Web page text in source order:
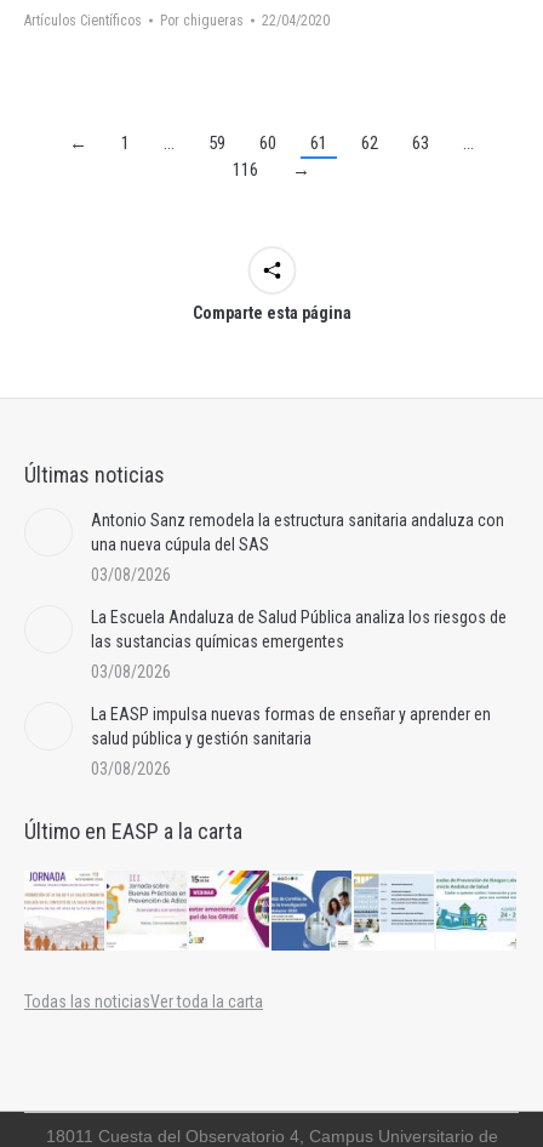
Artículos Científicos Por chigueras 22/04/2020
← 1 … 59 60 61 62 63
…
116
→
Comparte esta página
Últimas noticias
Antonio Sanz remodela la estructura sanitaria andaluza con
una nueva cúpula del SAS
03/08/2026
La Escuela Andaluza de Salud Pública analiza los riesgos de
las sustancias químicas emergentes
03/08/2026
La EASP impulsa nuevas formas de enseñar y aprender en
salud pública y gestión sanitaria
03/08/2026
Último en EASP a la carta
Todas las noticiasVer toda la carta
18011 Cuesta del Observatorio 4, Campus Universitario de